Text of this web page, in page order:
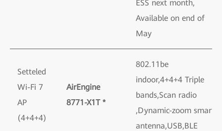
ESS next month,
Available on end of
May
Setteled
Wi-Fi 7
AP
(4+4+4)
AirEngine
8771-X1T *
802.11be
indoor,4+4+4 Triple
bands,Scan radio
,Dynamic-zoom smart
antenna,USB,BLE